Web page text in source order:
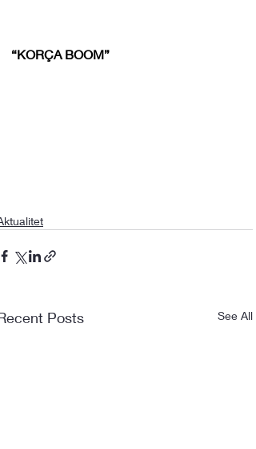
“KORÇA BOOM”
Posts See All